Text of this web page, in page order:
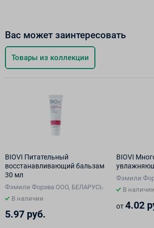
Вас может заинтересовать
Товары из коллекции
BIOVI Питательный
восстанавливающий бальзам
30 мл
Фэмили Форэва ООО, БЕЛАРУСЬ
В наличии
5.97 руб.
BIOVI
Фэмили
В наличии
от4.02